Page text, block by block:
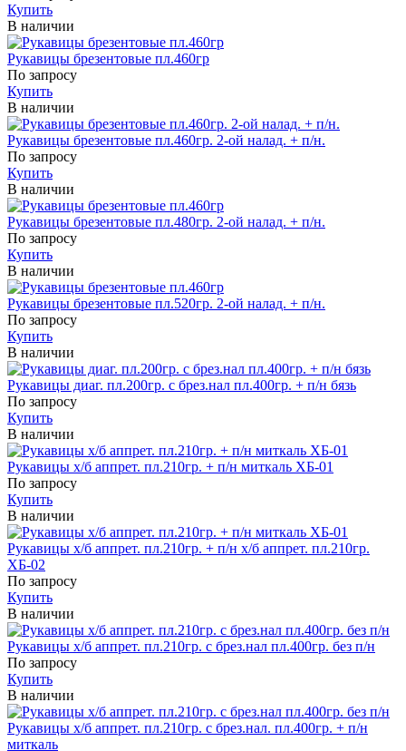
Купить
В наличии
Рукавицы брезентовые пл.460гр
По запросу
Купить
В наличии
Рукавицы брезентовые пл.460гр. 2-ой налад. + п/н.
По запросу
Купить
В наличии
Рукавицы брезентовые пл.480гр. 2-ой налад. + п/н.
По запросу
Купить
В наличии
Рукавицы брезентовые пл.520гр. 2-ой налад. + п/н.
По запросу
Купить
В наличии
Рукавицы диаг. пл.200гр. с брез.нал пл.400гр. + п/н бязь
По запросу
Купить
В наличии
Рукавицы х/б аппрет. пл.210гр. + п/н миткаль ХБ-01
По запросу
Купить
В наличии
Рукавицы х/б аппрет. пл.210гр. + п/н х/б аппрет. пл.210гр.
ХБ-02
По запросу
Купить
В наличии
Рукавицы х/б аппрет. пл.210гр. с брез.нал пл.400гр. без п/н
По запросу
Купить
В наличии
Рукавицы х/б аппрет. пл.210гр. с брез.нал. пл.400гр. + п/н
миткаль